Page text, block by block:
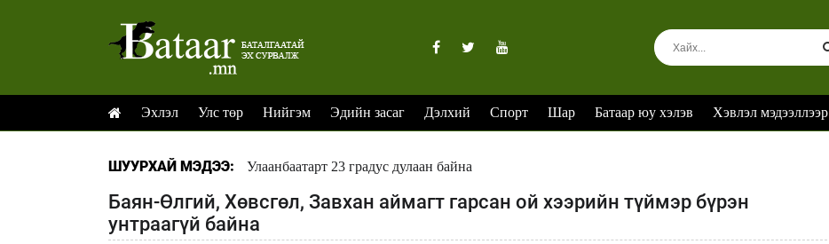
Эхлэл Улс төр Нийгэм Эдийн засаг Дэлхий Спорт Шар Батаар юу хэлэв Хэвлэл мэдээллээр
ШУУРХАЙ МЭДЭЭ: Улаанбаатарт 23 градус дулаан байна
Баян-Өлгий, Хөвсгөл, Завхан аймагт гарсан ой хээрийн түймэр бүрэн
унтраагүй байна